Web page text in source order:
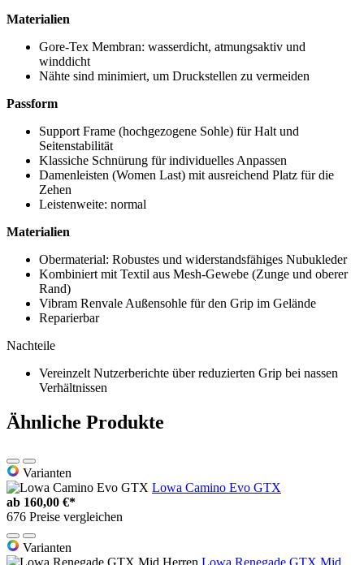
Materialien
Gore-Tex Membran: wasserdicht, atmungsaktiv und
winddicht
Nähte sind minimiert, um Druckstellen zu vermeiden
Passform
Support Frame (hochgezogene Sohle) für Halt und
Seitenstabilität
Klassiche Schnürung für individuelles Anpassen
Damenleisten (Women Last) mit ausreichend Platz für die
Zehen
Leistenweite: normal
Materialien
Obermaterial: Robustes und widerstandsfähiges Nubukleder
Kombiniert mit Textil aus Mesh-Gewebe (Zunge und oberer
Rand)
Vibram Renvale Außensohle für den Grip im Gelände
Reparierbar
Nachteile
Vereinzelt Nutzerberichte über reduzierten Grip bei nassen
Verhältnissen
Ähnliche Produkte
Varianten
Lowa Camino Evo GTX
ab 160,00 €*
676 Preise vergleichen
Varianten
Lowa Renegade GTX Mid